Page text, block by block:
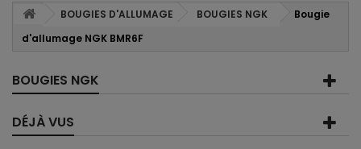
BOUGIES D'ALLUMAGE BOUGIES NGK
Bougie
d'allumage NGK BMR6F
BOUGIES NGK
DÉJÀ VUS